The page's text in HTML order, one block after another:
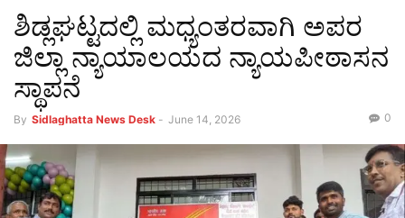
ಶಿಡ್ಲಘಟ್ಟದಲ್ಲಿ ಮಧ್ಯಂತರವಾಗಿ ಅಪರ
ಜಿಲ್ಲಾ ನ್ಯಾಯಾಲಯದ ನ್ಯಾಯಪೀಠಾಸನ
ಸ್ಥಾಪನೆ
By Sidlaghatta News Desk - June 14, 2026 0